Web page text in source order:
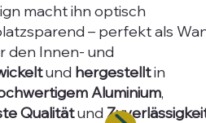
macht ihn optisch
– perfekt als
den Innen- und
und hergestelltin
Aluminium,
Qualitätund